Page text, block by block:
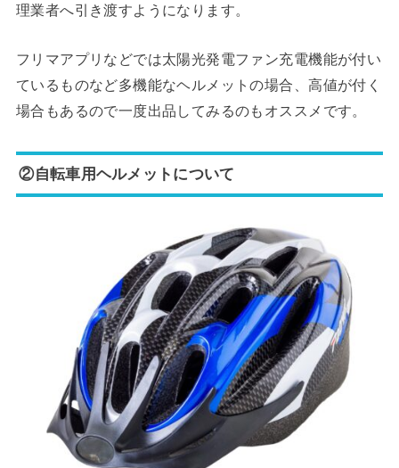
理業者へ引き渡すようになります。
フリマアプリなどでは太陽光発電ファン充電機能が付い
ているものなど多機能なヘルメットの場合、高値が付く
場合もあるので一度出品してみるのもオススメです。
②自転車用ヘルメットについて